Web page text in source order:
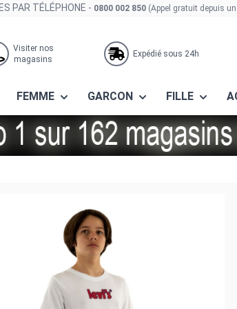
PAR TÉLÉPHONE - 0800 002 850 (Appel gratuit depuis
Visiter nos
magasins
Expédié sous 24h
FEMME GARCON FILLE
short sleeve graphic